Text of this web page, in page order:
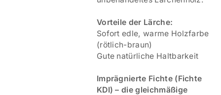
Vorteile der Lärche:
Sofort edle, warme Holzfarbe
(rötlich-braun)
Gute natürliche Haltbarkeit
Imprägnierte Fichte (Fichte
KDI) – die gleichmäßige